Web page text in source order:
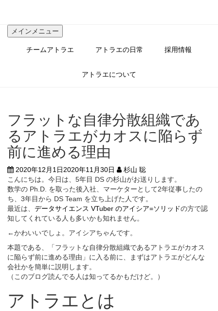
メインメニュー
チームアトラエ アトラエの日常 採用情報
アトラエについて
フラットな自律分散組織であ
るアトラエがカオスに陥らず
前に進める理由
2020年12月1日2020年11月30日
杉山 聡
こんにちは。今日は、5年目 DS の杉山がお送りします。
数学の Ph.D. を取った後入社、マーケターとして2年従事したの
ち、3年目から DS Team を立ち上げた人です。
最近は、 データサイエンス VTuber のアイシア=ソリッドの方で認
知してくれている人も多いかも知れません。
←かわいいでしょ。アイシアちゃんです。
本題である、「フラットな自律分散組織であるアトラエがカオス
に陥らず前に進める理由」に入る前に、まずはアトラエがどんな
会社かを簡単に説明します。
（このブログ読んでる人は知ってるかもだけど。）
アトラエとは